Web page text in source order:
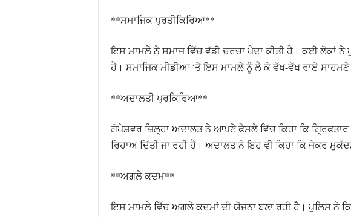
**ਸਮਾਜਿਕ ਪ੍ਰਤੀਕਿਰਿਆ**
ਇਸ ਮਾਮਲੇ ਨੇ ਸਮਾਜ ਵਿੱਚ ਵੱਡੀ ਚਰਚਾ ਪੈਦਾ ਕੀਤੀ ਹੈ। ਕਈ ਲੋਕਾਂ ਨੇ
ਹੈ। ਸਮਾਜਿਕ ਮੀਡੀਆ ‘ਤੇ ਇਸ ਮਾਮਲੇ ਨੂੰ ਲੈ ਕੇ ਵੱਖ-ਵੱਖ ਰਾਏ
**ਅਦਾਲਤੀ ਪ੍ਰਕਿਰਿਆ**
ਗੋਪੇਸ਼ਵਰ ਜ਼ਿਲ੍ਹਾ ਅਦਾਲਤ ਨੇ ਆਪਣੇ ਫੈਸਲੇ ਵਿੱਚ ਕਿਹਾ ਕਿ
ਰਿਹਾਅ ਦਿੱਤੀ ਜਾ ਰਹੀ ਹੈ। ਅਦਾਲਤ ਨੇ ਇਹ ਵੀ ਕਿਹਾ ਕਿ ਜੇਕਰ
**ਅਗਲੇ ਕਦਮ**
ਇਸ ਮਾਮਲੇ ਵਿੱਚ ਅਗਲੇ ਕਦਮਾਂ ਦੀ ਯੋਜਨਾ ਬਣਾ ਰਹੀ ਹੈ। ਪੁਲਿਸ ਨੇ